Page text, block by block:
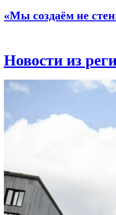
«Мы создаём не
Новости из